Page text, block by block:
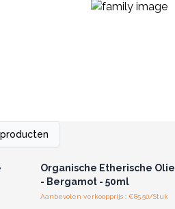
producten
Organische Etherische Olie
- Bergamot - 50ml
Aanbevolen verkoopprijs : €85.50/Stuk